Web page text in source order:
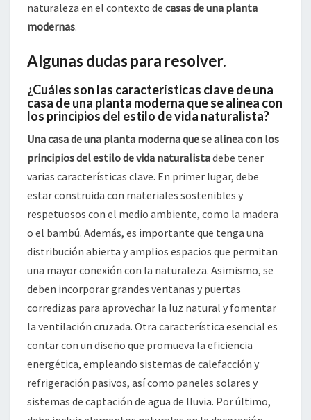
naturaleza en el contexto de casas de una planta
modernas.
Algunas dudas para resolver.
¿Cuáles son las características clave de una
casa de una planta moderna que se alinea con
los principios del estilo de vida naturalista?
Una casa de una planta moderna que se alinea con los
principios del estilo de vida naturalistadebe tener
varias características clave. En primer lugar, debe
estar construida con materiales sostenibles y
respetuosos con el medio ambiente, como la madera
o el bambú. Además, es importante que tenga una
distribución abierta y amplios espacios que permitan
una mayor conexión con la naturaleza. Asimismo, se
deben incorporar grandes ventanas y puertas
corredizas para aprovechar la luz natural y fomentar
la ventilación cruzada. Otra característica esencial es
contar con un diseño que promueva la eficiencia
energética, empleando sistemas de calefacción y
refrigeración pasivos, así como paneles solares y
sistemas de captación de agua de lluvia. Por último,